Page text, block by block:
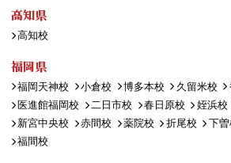
高知県
高知校
福岡県
福岡天神校 小倉校 博多本校 久留米校
医進館福岡校
二日市校 春日原校 姪浜校
新宮中央校
赤間校 薬院校 折尾校 下
福間校